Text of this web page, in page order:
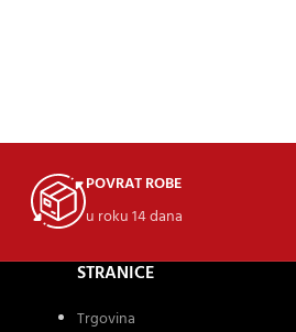
POVRAT ROBE
u roku 14 dana
STRANICE
Trgovina